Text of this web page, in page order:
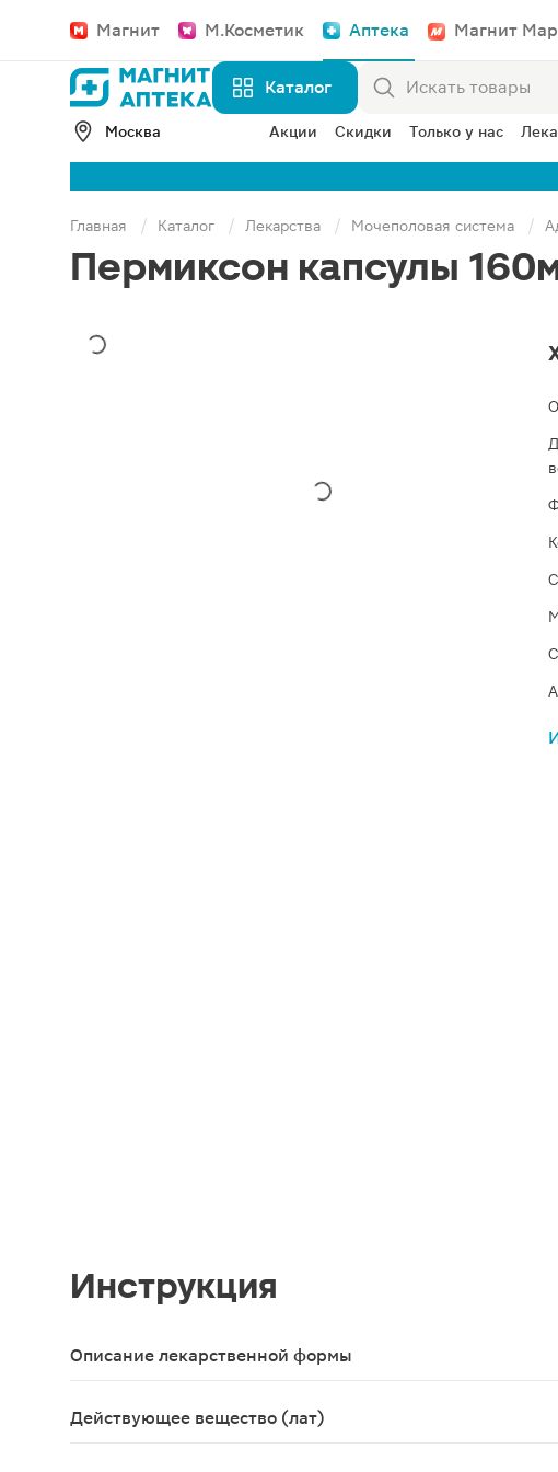
Магнит М.Косметик Аптека Магнит
Каталог
Москва Акции Скидки Только у нас
Главная Каталог Лекарства Мочеполовая система
Пермиксон капсулы
Инструкция
Описание лекарственной формы
Действующее вещество (лат)